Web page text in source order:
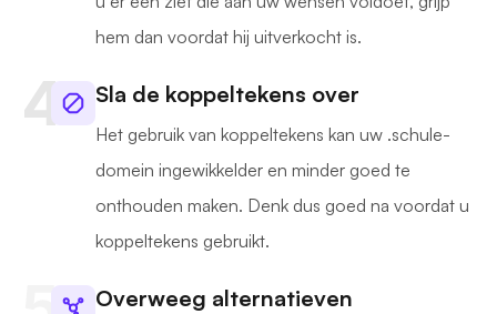
hem dan voordat hij uitverkocht is.
Sla de koppeltekens over
Het gebruik van koppeltekens kan uw .schule-
domein ingewikkelder en minder goed te
onthouden maken. Denk dus goed na voordat u
koppeltekens gebruikt.
Overweeg alternatieven